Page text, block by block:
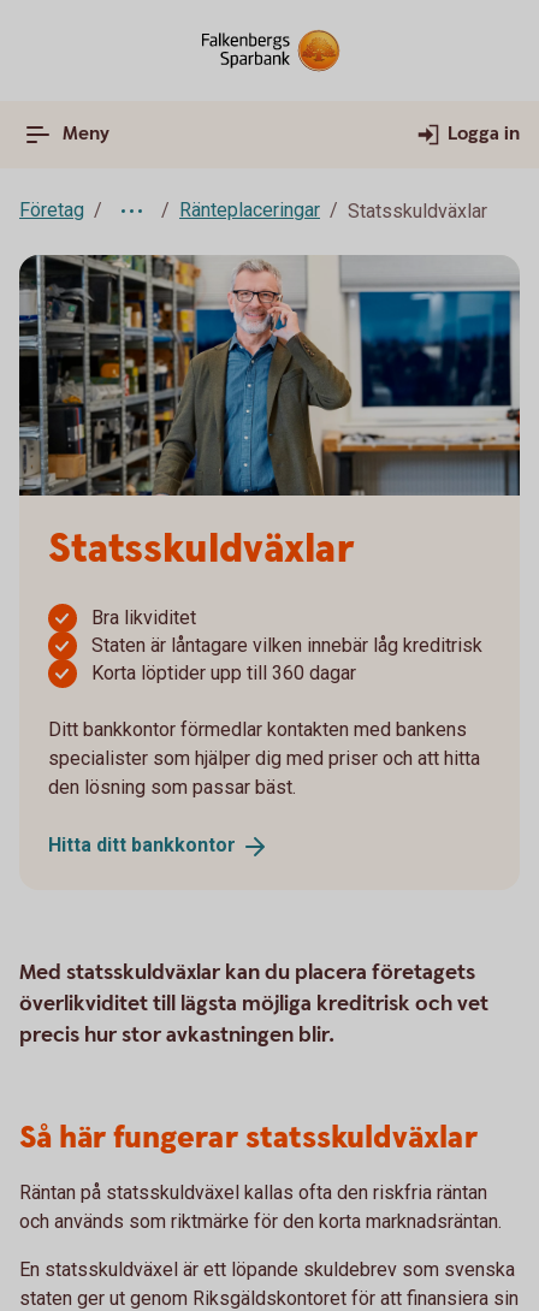
Meny Logga in
Företag Ränteplaceringar Statsskuldväxlar
Statsskuldväxlar
Bra likviditet
Staten är låntagare vilken innebär låg kreditrisk
Korta löptider upp till 360 dagar
Ditt bankkontor förmedlar kontakten med bankens
specialister som hjälper dig med priser och att hitta
den lösning som passar bäst.
Hitta ditt bankkontor
Med statsskuldväxlar kan du placera företagets
överlikviditet till lägsta möjliga kreditrisk och vet
precis hur stor avkastningen blir.
Så här fungerar statsskuldväxlar
Räntan på statsskuldväxel kallas ofta den riskfria räntan
och används som riktmärke för den korta marknadsräntan.
En statsskuldväxel är ett löpande skuldebrev som svenska
staten ger ut genom Riksgäldskontoret för att finansiera sin